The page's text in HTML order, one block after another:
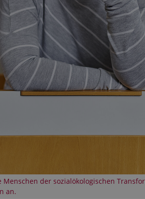
der sozialökologischen
an.